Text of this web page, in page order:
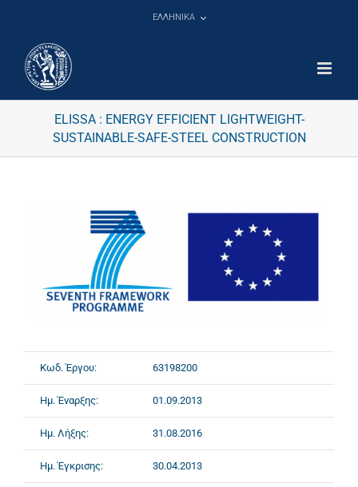
ΕΛΛΗΝΙΚΑ
ELISSA : ENERGY EFFICIENT LIGHTWEIGHT-
SUSTAINABLE-SAFE-STEEL CONSTRUCTION
Κωδ. Έργου: 63198200
Ημ. Έναρξης: 01.09.2013
Ημ. Λήξης: 31.08.2016
Ημ. Έγκρισης: 30.04.2013